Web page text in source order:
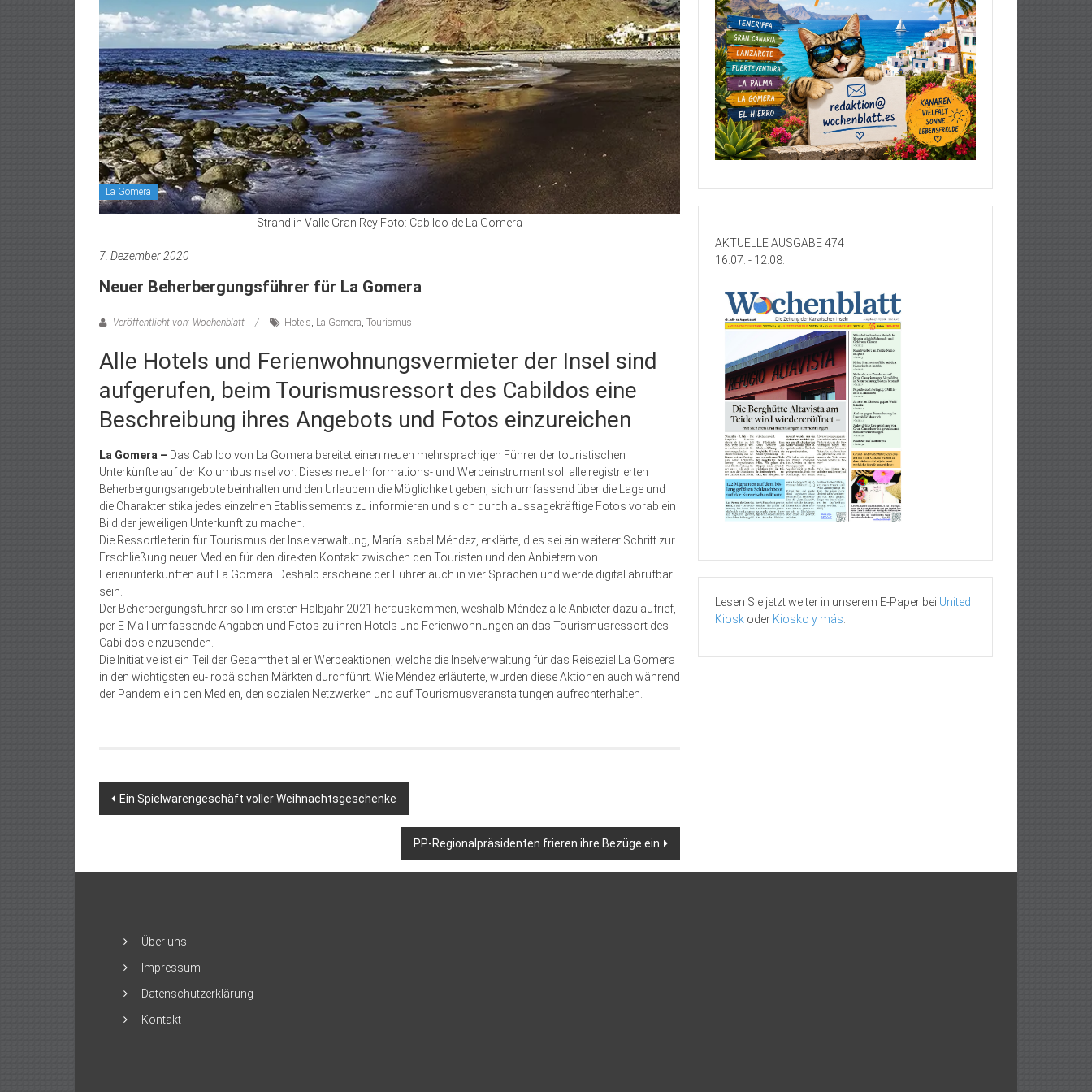
La Gomera
Strand in Valle Gran Rey Foto: Cabildo de La Gomera
7. Dezember 2020
Neuer Beherbergungsführer für La Gomera
Veröffentlicht von: Wochenblatt Hotels La Gomera Tourismus
Alle Hotels und Ferienwohnungsvermieter der Insel sind
aufgerufen, beim Tourismusressort des Cabildos eine
Beschreibung ihres Angebots und Fotos einzureichen
La Gomera – Das Cabildo von La Gomera bereitet einen neuen mehrsprachigen Führer der touristischen
Unterkünfte auf der Kolumbusinsel vor. Dieses neue Informations- und Werbeinstrument soll alle registrierten
Beherbergungsangebote beinhalten und den Urlaubern die Möglichkeit geben, sich umfassend über die Lage und
die Charakteristika jedes einzelnen Etablissements zu informieren und sich durch aussagekräftige Fotos vorab ein
Bild der jeweiligen Unterkunft zu machen.
Die Ressortleiterin für Tourismus der Inselverwaltung, María Isabel Méndez, erklärte, dies sei ein weiterer Schritt zur
Erschließung neuer Medien für den direkten Kontakt zwischen den Touristen und den Anbietern von
Ferienunterkünften auf La Gomera. Deshalb erscheine der Führer auch in vier Sprachen und werde digital abrufbar
sein.
Der Beherbergungsführer soll im ersten Halbjahr 2021 herauskommen, weshalb Méndez alle Anbieter dazu aufrief,
per E-Mail umfassende Angaben und Fotos zu ihren Hotels und Ferienwohnungen an das Tourismusressort des
Cabildos einzusenden.
Die Initiative ist ein Teil der Gesamtheit aller Werbeaktionen, welche die Inselverwaltung für das Reiseziel La Gomera
in den wichtigsten eu- ropäischen Märkten durchführt. Wie Méndez erläuterte, wurden diese Aktionen auch während
der Pandemie in den Medien, den sozialen Netzwerken und auf Tourismusveranstaltungen aufrechterhalten.
Beitragsnavigation
Ein Spielwarengeschäft voller Weihnachtsgeschenke
PP-Regionalpräsidenten frieren ihre Bezüge ein
AKTUELLE AUSGABE 474
16.07. - 12.08.
Lesen Sie jetzt weiter in unserem E-Paper bei United
Kiosk oder Kiosko y más
Über uns
Impressum
Datenschutzerklärung
Kontakt